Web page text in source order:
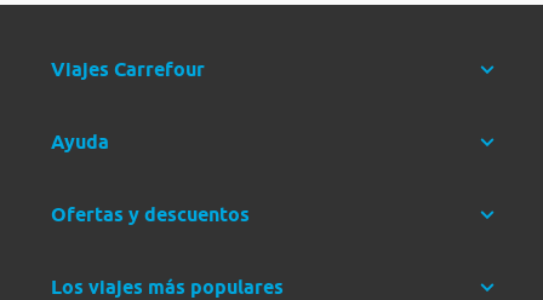
Viajes Carrefour
Ayuda
Ofertas y descuentos
Los viajes más populares